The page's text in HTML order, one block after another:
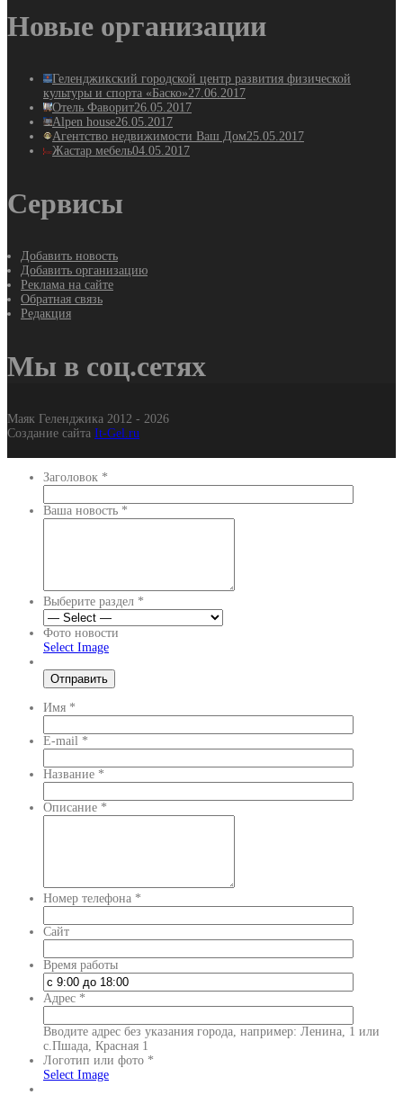
Новые организации
Геленджикский городской центр развития физической
культуры и спорта «Баско»27.06.2017
Отель Фаворит26.05.2017
Alpen house26.05.2017
Агентство недвижимости Ваш Дом25.05.2017
Жастар мебель04.05.2017
Сервисы
Добавить новость
Добавить организацию
Реклама на сайте
Обратная связь
Редакция
Мы в соц.сетях
Маяк Геленджика 2012 - 2026
Создание сайта It-Gel.ru
Заголовок *
Ваша новость *
Выберите раздел *
Фото новости
Select Image
Имя *
E-mail *
Название *
Описание *
Номер телефона *
Сайт
Время работы
Адрес *
Вводите адрес без указания города, например: Ленина, 1 или
с.Пшада, Красная 1
Логотип или фото *
Select Image